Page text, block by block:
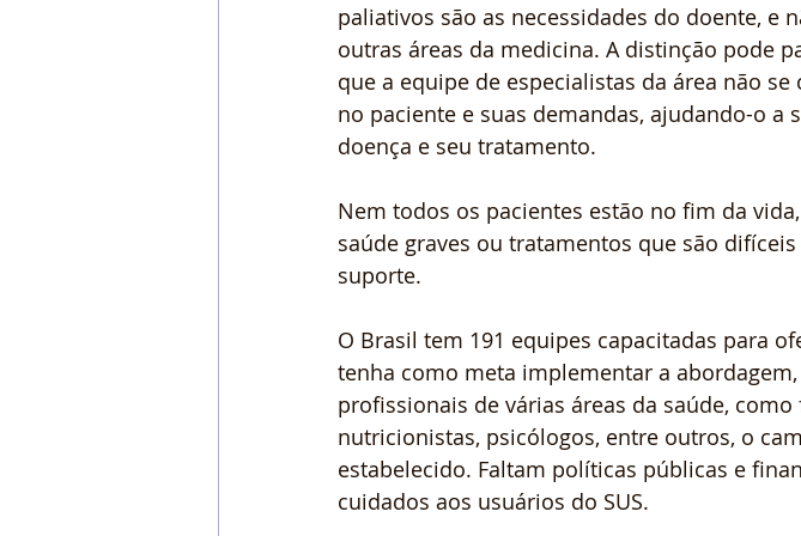
paliativos são as necessidades do doente, e
outras áreas da medicina. A distinção pode
que a equipe de especialistas da área não
no paciente e suas demandas, ajudando-o a
doença e seu tratamento.
Nem todos os pacientes estão no fim da
saúde graves ou tratamentos que são
suporte.
O Brasil tem 191 equipes capacitadas para
tenha como meta implementar a
profissionais de várias áreas da saúde,
nutricionistas, psicólogos, entre outros, o
estabelecido. Faltam políticas públicas e
cuidados aos usuários do SUS.